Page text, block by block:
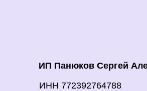
ИНН 772392764788
ИП Панюков Сергей